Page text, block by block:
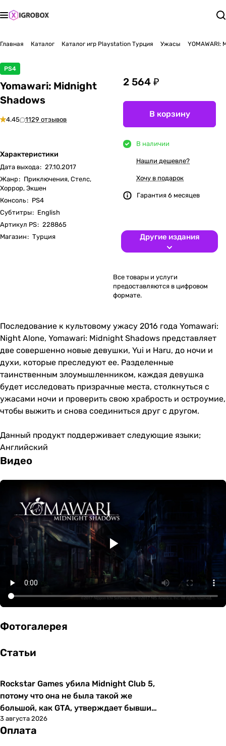
Главная Каталог Каталог игр Playstation Турция Ужасы YOMAWARI:
PS4
Yomawari: Midnight
Shadows
4.45 1129 отзывов
Характеристики
Дата выхода: 27.10.2017
Жанр: Приключения, Стелс,
Хоррор, Экшен
Консоль: PS4
Субтитры: English
Артикул PS: 228865
Магазин: Турция
2 564 ₽
В корзину
В наличии
Нашли дешевле?
Хочу в подарок
Гарантия 6 месяцев
Другие издания
Все товары и услуги
предоставляются в цифровом
формате.
Последование к культовому ужасу 2016 года Yomawari:
Night Alone, Yomawari: Midnight Shadows представляет
две совершенно новые девушки, Yui и Haru, до ночи и
духи, которые преследуют ее. Разделенные
таинственным злоумышленником, каждая девушка
будет исследовать призрачные места, столкнуться с
ужасами ночи и проверить свою храбрость и остроумие,
чтобы выжить и снова соединиться друг с другом.
Данный продукт поддерживает следующие языки;
Английский
Видео
Фотогалерея
Статьи
Новости
Rockstar Games убила Midnight Club 5,
потому что она не была такой же
большой, как GTA, утверждает бывший
дизайнер
3 августа 2026
Оплата